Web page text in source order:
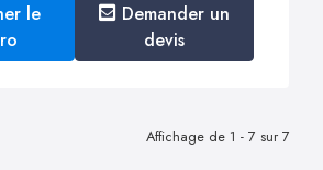
le
Demander un
devis
Affichage de 1 - 7 sur 7